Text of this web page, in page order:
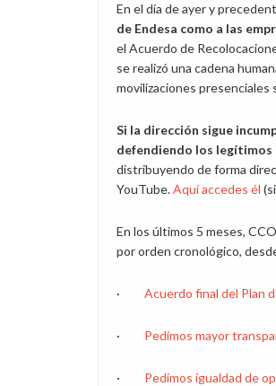
En el día de ayer y
de Endesa como a las
el Acuerdo de
se realizó una cadena
movilizaciones presenciales
Si la dirección sigue
defendiendo los
distribuyendo de forma
YouTube.Aquí accedes él
En los últimos 5 meses,
por orden cronológico,
· Acuerdo final del Plan
· Pedimos mayor
· Pedimos igualdad de